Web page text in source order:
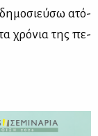
ατό­
χρό­νια της πε­